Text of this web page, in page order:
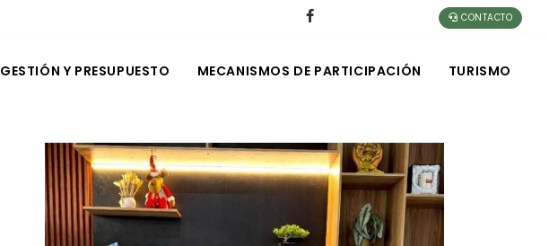
CONTACTO
GESTIÓN Y PRESUPUESTO MECANISMOS DE PARTICIPACIÓN TURISMO